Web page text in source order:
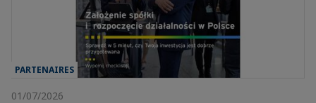
PARTENAIRES
01/07/2026